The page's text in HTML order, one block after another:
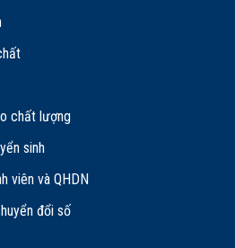
chất lượng
sinh
viên và QHDN
đổi số